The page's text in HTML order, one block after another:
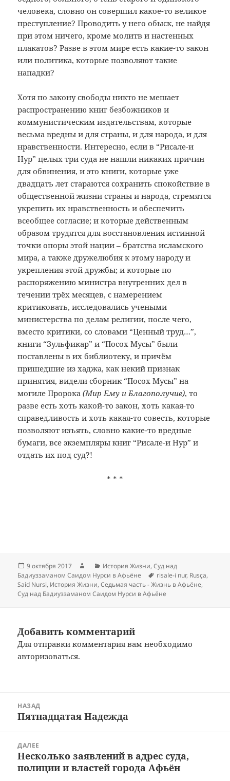
человека, словно он совершил какое-то великое
преступление? Проводить у него обыск, не найдя
при этом ничего, кроме молитв и настенных
плакатов? Разве в этом мире есть какие-то закон
или политика, которые позволяют такие
нападки?
Хотя по закону свободы никто не мешает
распространению книг безбожников и
коммунистическим издательствам, которые
весьма вредны и для страны, и для народа, и для
нравственности. Интересно, если в “Рисале-и
Нур” целых три суда не нашли никаких причин
для обвинения, и это книги, которые уже
двадцать лет стараются сохранить спокойствие в
общественной жизни страны и народа, стремятся
укрепить их нравственность и обеспечить
всеобщее согласие; и которые действенным
образом трудятся для восстановления истинной
точки опоры этой нации – братства исламского
мира, а также дружелюбия к этому народу и
укрепления этой дружбы; и которые по
распоряжению министра внутренних дел в
течении трёх месяцев, с намерением
критиковать, исследовались учеными
министерства по делам религии, после чего,
вместо критики, со словами “Ценный труд…”,
книги “Зульфикар” и “Посох Мусы” были
поставлены в их библиотеку, и причём
пришедшие из хаджа, как некий признак
принятия, видели сборник “Посох Мусы” на
могиле Пророка(Мир Ему и Благополучие), то
разве есть хоть какой-то закон, хоть какая-то
справедливость и хоть какая-то совесть, которые
позволяют изъять, словно какие-то вредные
бумаги, все экземпляры книг “Рисале-и Нур” и
отдать их под суд?!
* * *
Опубликовано
9 октября 2017 АвторРубрики
История Жизни,Суд над
Бадиуззаманом Саидом Нурси в Афьёне
Метки
risale-i nur, Rusça,
Said Nursi, История Жизни,Седьмая часть - Жизнь в Афьёне,
Суд над Бадиуззаманом Саидом Нурси в Афьёне
Добавить комментарий
Для отправки комментария вам необходимо
авторизоваться.
записям
НАЗАД
Предыдущая
Пятнадцатая Надежда
ДАЛЕЕ
Следующая
запись:
Несколько заявлений в адрес суда,
полиции и властей города Афьён